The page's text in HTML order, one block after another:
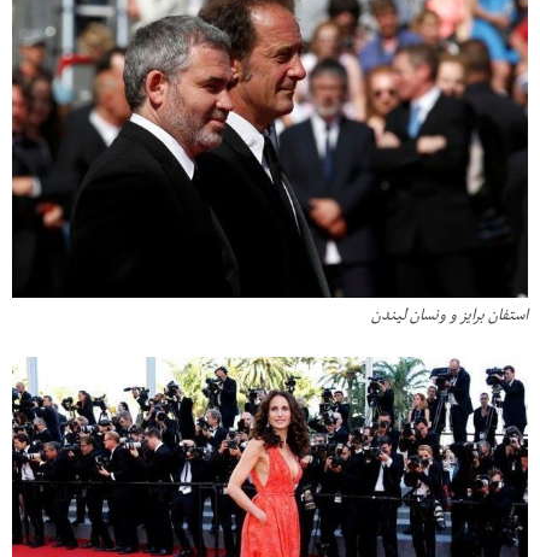
استفان برایز و ونسان لیندن